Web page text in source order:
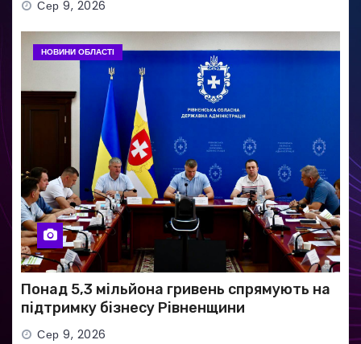
Сер 9, 2026
НОВИНИ ОБЛАСТІ
Понад 5,3 мільйона гривень спрямують на
підтримку бізнесу Рівненщини
Сер 9, 2026